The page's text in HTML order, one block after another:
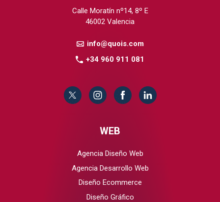
Calle Moratín nº14, 8º E
46002 Valencia
info@quois.com
+34 960 911 081
WEB
Agencia Diseño Web
Agencia Desarrollo Web
Diseño Ecommerce
Diseño Gráfico